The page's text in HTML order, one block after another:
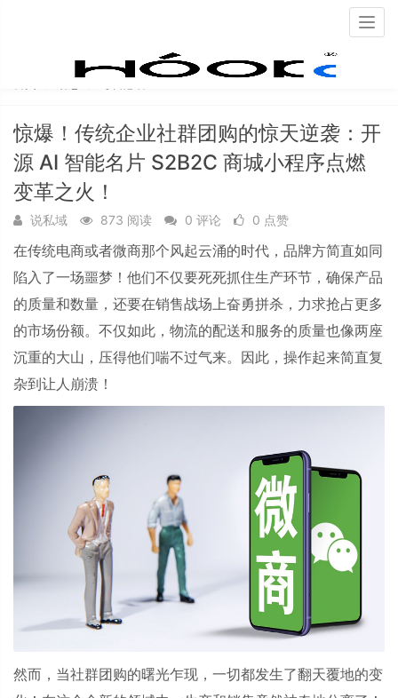
惊爆！传统企业社群团购的惊天逆袭：开
源 AI 智能名片 S2B2C 商城小程序点燃
变革之火！
说私域 873 阅读 0 评论 0 点赞
在传统电商或者微商那个风起云涌的时代，品牌方简直如同
陷入了一场噩梦！他们不仅要死死抓住生产环节，确保产品
的质量和数量，还要在销售战场上奋勇拼杀，力求抢占更多
的市场份额。不仅如此，物流的配送和服务的质量也像两座
沉重的大山，压得他们喘不过气来。因此，操作起来简直复
杂到让人崩溃！
然而，当社群团购的曙光乍现，一切都发生了翻天覆地的变